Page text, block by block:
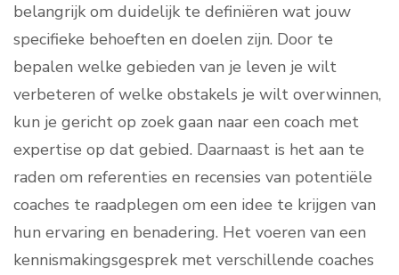
belangrijk om duidelijk te definiëren wat jouw
specifieke behoeften en doelen zijn. Door te
bepalen welke gebieden van je leven je wilt
verbeteren of welke obstakels je wilt overwinnen,
kun je gericht op zoek gaan naar een coach met
expertise op dat gebied. Daarnaast is het aan te
raden om referenties en recensies van potentiële
coaches te raadplegen om een idee te krijgen van
hun ervaring en benadering. Het voeren van een
kennismakingsgesprek met verschillende coaches